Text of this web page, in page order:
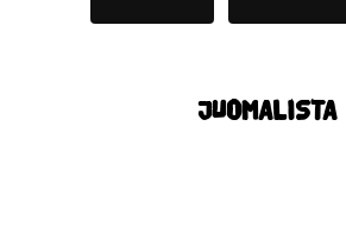
JUOMALISTA